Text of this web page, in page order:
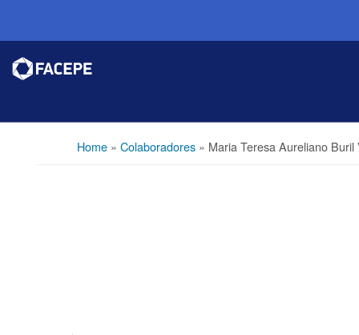
Home» Colaboradores» Maria Teresa Aureliano Buril